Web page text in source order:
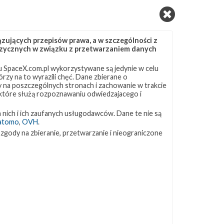
przepisów prawa, a w szczególności z
w związku z przetwarzaniem danych
wykorzystywane są jedynie w celu
na to wyrazili chęć. Dane zbierane o
poszczególnych stronach i zachowanie w trakcie
służą rozpoznawaniu odwiedzajacego i
i ich zaufanych usługodawców. Dane te nie są
, OVH.
na zbieranie, przetwarzanie i nieograniczone